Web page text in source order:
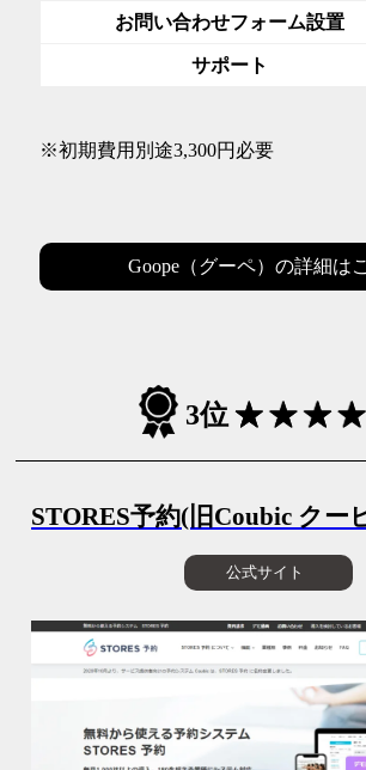
お問い合わせフォーム設置
サポート
※初期費用別途3,300円必要
Goope（グーペ）の詳細は
3位
STORES予約(旧Coubic クー
公式サイト